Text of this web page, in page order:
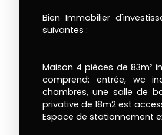
Bien Immobilier
suivantes :
Maison 4 pièces de 83m²
comprend: entrée, wc
chambres, une salle de
privative de 18m2 est
Espace de stationnement